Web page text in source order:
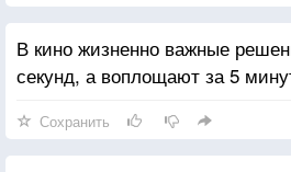
В кино жизненно важные
секунд, а воплощают за 5
Сохранить